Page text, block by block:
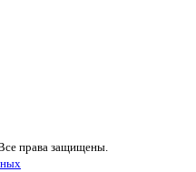
права защищены.